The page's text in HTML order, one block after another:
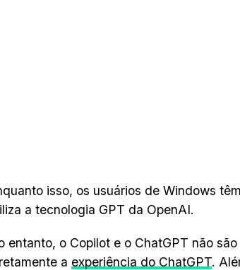
isso, os usuários de Windows
a tecnologia GPT da OpenAI.
entanto, o Copilot e o ChatGPT não
a experiência do ChatGPT.